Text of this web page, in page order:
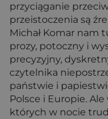
przyciąganie
przeistoczenia są
Michał Komar nam
prozy, potoczny i
precyzyjny,
czytelnika
państwie i
Polsce i Europie.
których w nocie